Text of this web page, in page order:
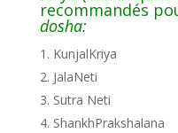
recommandés
dosha:
KunjalKriya
JalaNeti
Sutra Neti
ShankhPrakshalana